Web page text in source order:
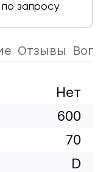
запросу
Отзывы
Нет
600
70
D